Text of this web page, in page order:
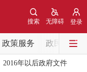
登录
无障碍
搜索
政策服务 政民互动
中央部委动态
2016年以后政府文件